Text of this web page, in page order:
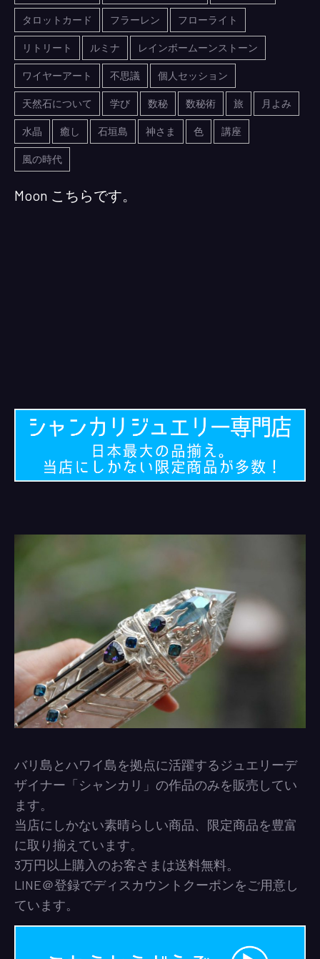
タロットカード フラーレン フローライト
リトリート ルミナ レインボームーンストーン
ワイヤーアート 不思議 個人セッション
天然石について 学び 数秘 数秘術 旅 月よみ
水晶 癒し 石垣島 神さま 色 講座
風の時代
Moon こちらです。
バリ島とハワイ島を拠点に活躍するジュエリーデ
ザイナー「シャンカリ」の作品のみを販売してい
ます。
当店にしかない素晴らしい商品、限定商品を豊富
に取り揃えています。
3万円以上購入のお客さまは送料無料。
LINE＠登録でディスカウントクーポンをご用意し
ています。